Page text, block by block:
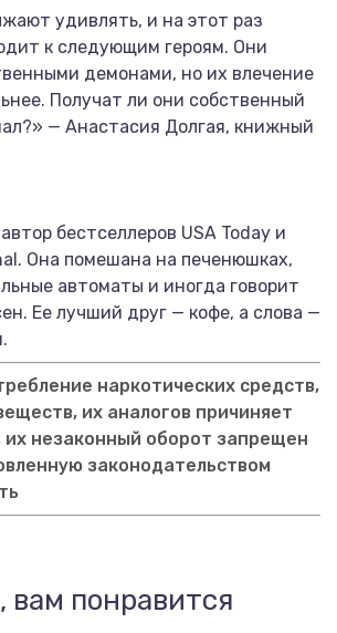
удивлять, и на этот раз
к следующим героям. Они
демонами, но их влечение
Получат ли они собственный
— Анастасия Долгая, книжный
бестселлеров USA Today и
Она помешана на печенюшках,
автоматы и иногда говорит
Ее лучший друг — кофе, а слова —
наркотических средств,
их аналогов причиняет
их незаконный оборот запрещен
законодательством
понравится